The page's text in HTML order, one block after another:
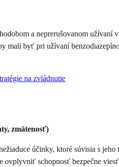
a neprerušovanom
mali byť pri užívaní
na zvládnutie
zmätenosť)
účinky, ktoré súvisia s
ovplyvniť schopnosť bezpečne